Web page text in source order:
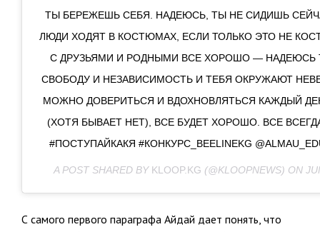
ТЫ БЕРЕЖЕШЬ СЕБЯ. НАДЕЮСЬ, ТЫ НЕ СИДИШЬ
ЛЮДИ ХОДЯТ В КОСТЮМАХ, ЕСЛИ ТОЛЬКО ЭТО НЕ
С ДРУЗЬЯМИ И РОДНЫМИ ВСЕ ХОРОШО —
СВОБОДУ И НЕЗАВИСИМОСТЬ И ТЕБЯ ОКРУЖАЮТ
МОЖНО ДОВЕРИТЬСЯ И ВДОХНОВЛЯТЬСЯ КАЖДЫЙ
(ХОТЯ БЫВАЕТ НЕТ), ВСЕ БУДЕТ ХОРОШО. ВСЕ
#ПОСТУПАЙКАКЯ #КОНКУРС_BEELINEKG
A POST SHARED BY KLOOP.KG (@KLOOPNEWS) ON
С самого первого параграфа Айдай дает понять, что